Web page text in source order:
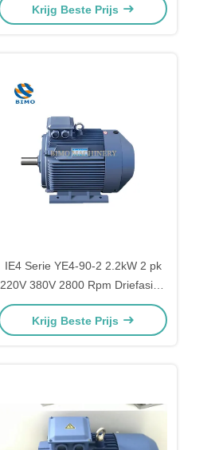
Krijg Beste Prijs
IE4 Serie YE4-90-2 2.2kW 2 pk
220V 380V 2800 Rpm Driefasige
elektrische motor Ac-motor voor
pomp
Krijg Beste Prijs